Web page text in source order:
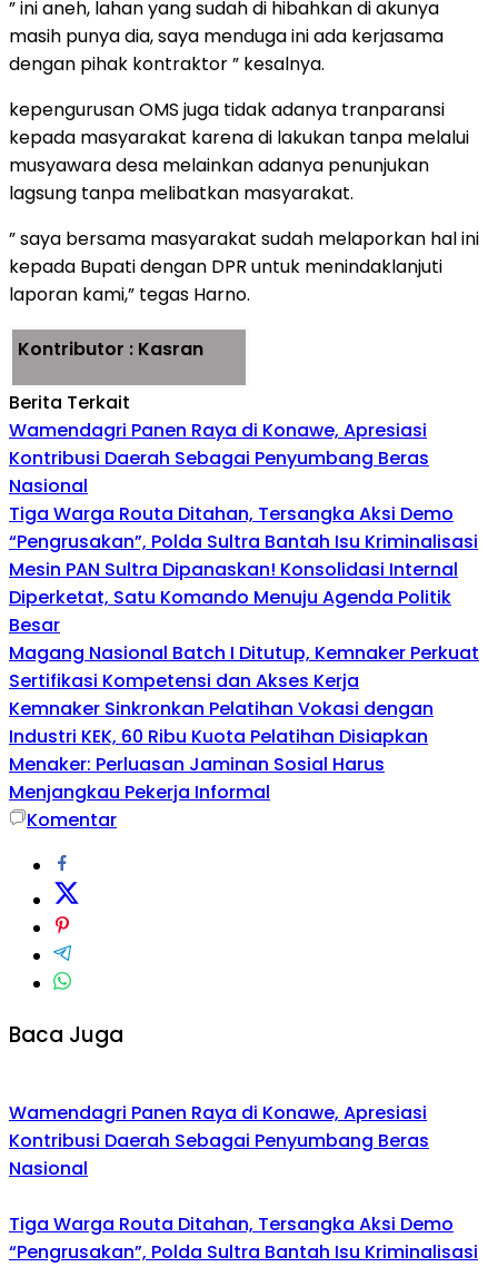
” ini aneh, lahan yang sudah di hibahkan di akunya
masih punya dia, saya menduga ini ada kerjasama
dengan pihak kontraktor ” kesalnya.
kepengurusan OMS juga tidak adanya tranparansi
kepada masyarakat karena di lakukan tanpa melalui
musyawara desa melainkan adanya penunjukan
lagsung tanpa melibatkan masyarakat.
” saya bersama masyarakat sudah melaporkan hal ini
kepada Bupati dengan DPR untuk menindaklanjuti
laporan kami,” tegas Harno.
Kontributor : Kasran
Berita Terkait
Wamendagri Panen Raya di Konawe, Apresiasi
Kontribusi Daerah Sebagai Penyumbang Beras
Nasional
Tiga Warga Routa Ditahan, Tersangka Aksi Demo
“Pengrusakan”, Polda Sultra Bantah Isu Kriminalisasi
Mesin PAN Sultra Dipanaskan! Konsolidasi Internal
Diperketat, Satu Komando Menuju Agenda Politik
Besar
Magang Nasional Batch I Ditutup, Kemnaker Perkuat
Sertifikasi Kompetensi dan Akses Kerja
Kemnaker Sinkronkan Pelatihan Vokasi dengan
Industri KEK, 60 Ribu Kuota Pelatihan Disiapkan
Menaker: Perluasan Jaminan Sosial Harus
Menjangkau Pekerja Informal
Komentar
Baca Juga
Wamendagri Panen Raya di Konawe, Apresiasi
Kontribusi Daerah Sebagai Penyumbang Beras
Nasional
Tiga Warga Routa Ditahan, Tersangka Aksi Demo
“Pengrusakan”, Polda Sultra Bantah Isu Kriminalisasi